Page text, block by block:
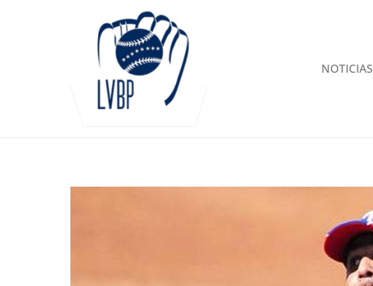
NOTICIAS